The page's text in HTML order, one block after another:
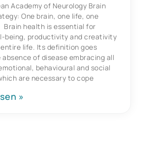
Academy of Neurology Brain
One brain, one life, one
health is essential for
being, productivity and creativity
life. Its definition goes
absence of disease embracing all
behavioural and social
are necessary to cope
»